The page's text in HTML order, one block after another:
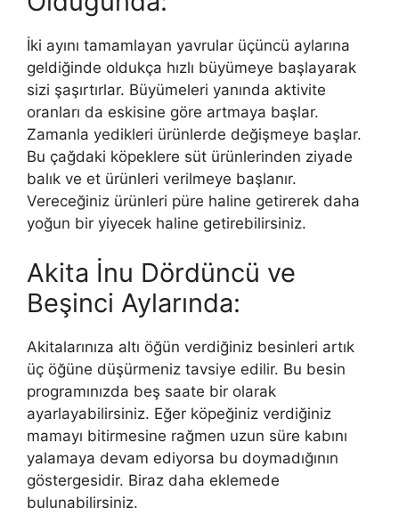
İki ayını tamamlayan yavrular üçüncü aylarına
geldiğinde oldukça hızlı büyümeye başlayarak
sizi şaşırtırlar. Büyümeleri yanında aktivite
oranları da eskisine göre artmaya başlar.
Zamanla yedikleri ürünlerde değişmeye başlar.
Bu çağdaki köpeklere süt ürünlerinden ziyade
balık ve et ürünleri verilmeye başlanır.
Vereceğiniz ürünleri püre haline getirerek daha
yoğun bir yiyecek haline getirebilirsiniz.
Akita İnu Dördüncü ve
Beşinci Aylarında:
Akitalarınıza altı öğün verdiğiniz besinleri artık
üç öğüne düşürmeniz tavsiye edilir. Bu besin
programınızda beş saate bir olarak
ayarlayabilirsiniz. Eğer köpeğiniz verdiğiniz
mamayı bitirmesine rağmen uzun süre kabını
yalamaya devam ediyorsa bu doymadığının
göstergesidir. Biraz daha eklemede
bulunabilirsiniz.